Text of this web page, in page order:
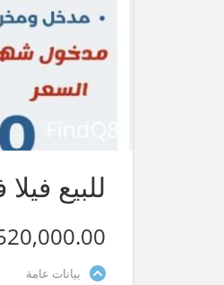
للبيع
بيانات عامة